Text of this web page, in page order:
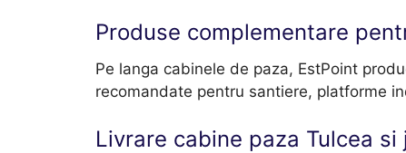
Produse complementare
Pe langa cabinele de paza, EstPoint
recomandate pentru santiere, platforme
Livrare cabine paza Tulcea si